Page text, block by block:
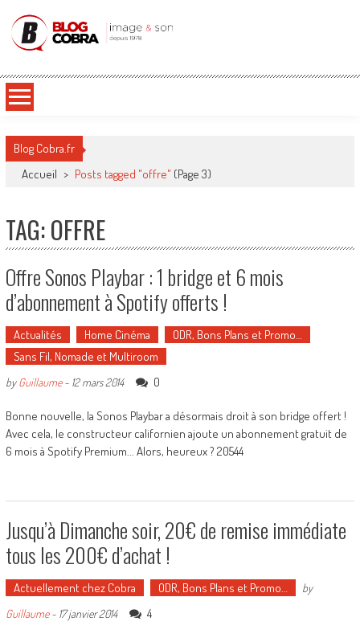
Blog Cobra
Blog Cobra.fr
Accueil > Posts tagged "offre" (Page 3)
TAG: OFFRE
Offre Sonos Playbar : 1 bridge et 6 mois
d’abonnement à Spotify offerts !
Actualités Home Cinéma
ODR, Bons Plans et Promo…
Sans Fil, Nomade et Multiroom
byGuillaume- 12 mars 2014 0
Bonne nouvelle, la Sonos Playbar a désormais droit à son bridge offert !
Avec cela, le constructeur californien ajoute un abonnement gratuit de
6 mois à Spotify Premium... Alors, heureux ? 20544
Jusqu’à Dimanche soir, 20€ de remise immédiate
tous les 200€ d’achat !
Actuellement chez Cobra ODR, Bons Plans et Promo…
by
Guillaume- 17 janvier 2014 4